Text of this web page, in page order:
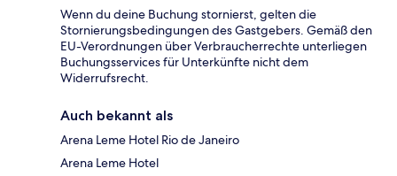
Wenn du deine Buchung stornierst, gelten die
Stornierungsbedingungen des Gastgebers. Gemäß den
EU-Verordnungen über Verbraucherrechte unterliegen
Buchungsservices für Unterkünfte nicht dem
Widerrufsrecht.
Auch bekannt als
Arena Leme Hotel Rio de Janeiro
Arena Leme Hotel